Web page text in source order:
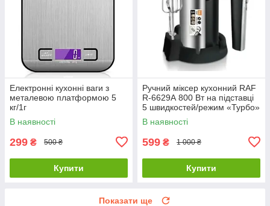
Електронні кухонні ваги з
металевою платформою 5
кг/1г
В наявності
299 ₴ 500 ₴
Купити
Ручний міксер кухонний RAF
R-6629А 800 Вт на підставці
5 швидкостей/режим «Турбо»
В наявності
599 ₴ 1 000 ₴
Купити
Показати ще